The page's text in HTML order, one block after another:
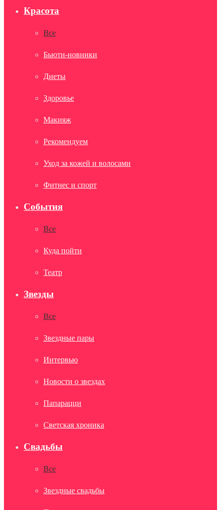
Красота
Все
Бьюти-новинки
Диеты
Здоровье
Макияж
Рекомендуем
Уход за кожей и волосами
Фитнес и спорт
События
Все
Куда пойти
Театр
Звезды
Все
Звездные пары
Интервью
Новости о звездах
Папарацци
Светская хроника
Свадьбы
Все
Звездные свадьбы